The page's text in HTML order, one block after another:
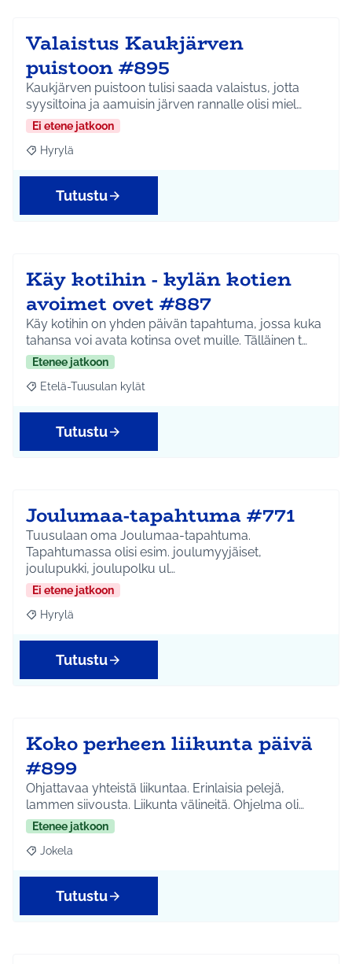
Valaistus Kaukjärven
puistoon #895
Kaukjärven puistoon tulisi saada valaistus, jotta
syysiltoina ja aamuisin järven rannalle olisi miel…
Ei etene jatkoon
Rajaa tulokset aihepiirin mukaan: Hyrylä
Hyrylä
Tutustu
Käy kotihin - kylän kotien
avoimet ovet #887
Käy kotihin on yhden päivän tapahtuma, jossa kuka
tahansa voi avata kotinsa ovet muille. Tälläinen t…
Etenee jatkoon
Rajaa tulokset aihepiirin mukaan: Etelä-Tuusulan kylät
Etelä-Tuusulan kylät
Tutustu
Joulumaa-tapahtuma #771
Tuusulaan oma Joulumaa-tapahtuma.
Tapahtumassa olisi esim. joulumyyjäiset,
joulupukki, joulupolku ul…
Ei etene jatkoon
Rajaa tulokset aihepiirin mukaan: Hyrylä
Hyrylä
Tutustu
Koko perheen liikunta päivä
#899
Ohjattavaa yhteistä liikuntaa. Erinlaisia pelejä,
lammen siivousta. Liikunta välineitä. Ohjelma oli…
Etenee jatkoon
Rajaa tulokset aihepiirin mukaan: Jokela
Jokela
Tutustu